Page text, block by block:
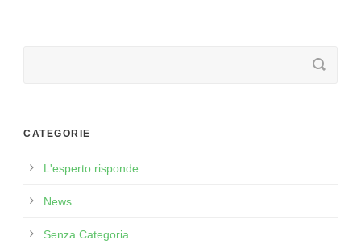
CATEGORIE
L'esperto risponde
News
Senza Categoria